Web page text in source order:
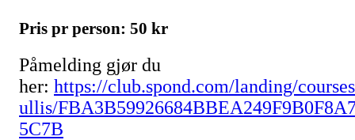
Pris pr person: 50 kr
Påmelding gjør du
her: https://club.spond.com/landing/
ullis/
5C7B